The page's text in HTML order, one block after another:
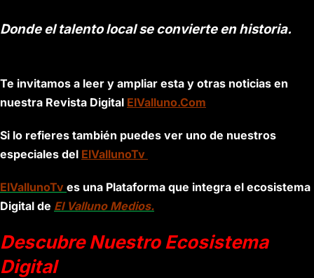
Donde el talento local se convierte en historia.
Te invitamos a leer y ampliar esta y otras noticias en
nuestra Revista Digital ElValluno.Com
Si lo refieres también puedes ver uno de nuestros
especiales del ElVallunoTv
ElVallunoTv es una Plataforma que integra el ecosistema
Digital de El Valluno Medios.
Descubre Nuestro Ecosistema
Digital